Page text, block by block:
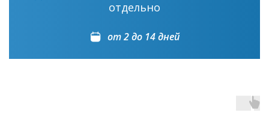
отдельно
от 2 до 14 дней